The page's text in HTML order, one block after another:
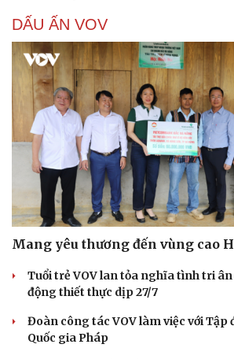
Cải chính
DẤU ẤN VOV
Mang yêu thương đến vùng cao
Tuổi trẻ VOV lan tỏa nghĩa tình tri ân
động thiết thực dịp 27/7
Đoàn công tác VOV làm việc với
Quốc gia Pháp